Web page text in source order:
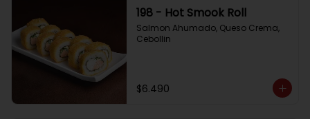
198 - Hot Smook Roll
Salmon Ahumado, Queso Crema,
Cebollin
$6.490